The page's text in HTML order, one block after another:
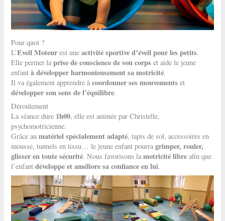
Pour quoi ?
L’Eveil Moteur est uneactivité sportive d’éveil pour les petits.
Elle permet laprise de conscience de son corps et aide le jeune
enfantà développer harmonieusement sa motricité.
Il va également apprendre àcoordonner ses mouvements et
développer son sens de l’équilibre.
Déroulement
La séance dure 1h00, elle est animée par Christelle,
psychomotricienne.
Grâce aumatériel spécialement adapté, tapis de sol, accessoires en
mousse, tunnels en tissu… le jeune enfant pourragrimper, rouler,
glisser en toute sécurité. Nous favorisons lamotricité libre afin que
l’enfantdéveloppe et améliore sa confiance en lui.